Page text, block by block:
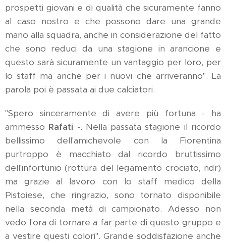
prospetti giovani e di qualità che sicuramente fanno
al caso nostro e che possono dare una grande
mano alla squadra, anche in considerazione del fatto
che sono reduci da una stagione in arancione e
questo sarà sicuramente un vantaggio per loro, per
lo staff ma anche per i nuovi che arriveranno". La
parola poi è passata ai due calciatori.
"Spero sinceramente di avere più fortuna - ha
ammesso Rafati -. Nella passata stagione il ricordo
bellissimo dell'amichevole con la Fiorentina
purtroppo è macchiato dal ricordo bruttissimo
dell'infortunio (rottura del legamento crociato, ndr)
ma grazie al lavoro con lo staff medico della
Pistoiese, che ringrazio, sono tornato disponibile
nella seconda metà di campionato. Adesso non
vedo l'ora di tornare a far parte di questo gruppo e
a vestire questi colori". Grande soddisfazione anche